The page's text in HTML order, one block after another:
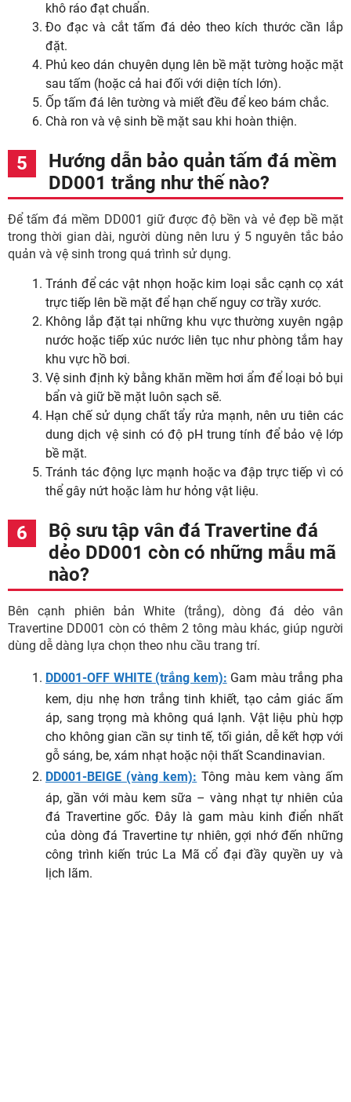
khô ráo đạt chuẩn.
Đo đạc và cắt tấm đá dẻo theo kích thước cần lắp
đặt.
Phủ keo dán chuyên dụng lên bề mặt tường hoặc mặt
sau tấm (hoặc cả hai đối với diện tích lớn).
Ốp tấm đá lên tường và miết đều để keo bám chắc.
Chà ron và vệ sinh bề mặt sau khi hoàn thiện.
Hướng dẫn bảo quản tấm đá mềm
DD001 trắng như thế nào?
Để tấm đá mềm DD001 giữ được độ bền và vẻ đẹp bề mặt
trong thời gian dài, người dùng nên lưu ý 5 nguyên tắc bảo
quản và vệ sinh trong quá trình sử dụng.
Tránh để các vật nhọn hoặc kim loại sắc cạnh cọ xát
trực tiếp lên bề mặt để hạn chế nguy cơ trầy xước.
Không lắp đặt tại những khu vực thường xuyên ngập
nước hoặc tiếp xúc nước liên tục như phòng tắm hay
khu vực hồ bơi.
Vệ sinh định kỳ bằng khăn mềm hơi ẩm để loại bỏ bụi
bẩn và giữ bề mặt luôn sạch sẽ.
Hạn chế sử dụng chất tẩy rửa mạnh, nên ưu tiên các
dung dịch vệ sinh có độ pH trung tính để bảo vệ lớp
bề mặt.
Tránh tác động lực mạnh hoặc va đập trực tiếp vì có
thể gây nứt hoặc làm hư hỏng vật liệu.
Bộ sưu tập vân đá Travertine đá
dẻo DD001 còn có những mẫu mã
nào?
Bên cạnh phiên bản White (trắng), dòng đá dẻo vân
Travertine DD001 còn có thêm 2 tông màu khác, giúp người
dùng dễ dàng lựa chọn theo nhu cầu trang trí.
DD001-OFF WHITE (trắng kem): Gam màu trắng pha
kem, dịu nhẹ hơn trắng tinh khiết, tạo cảm giác ấm
áp, sang trọng mà không quá lạnh. Vật liệu phù hợp
cho không gian cần sự tinh tế, tối giản, dễ kết hợp với
gỗ sáng, be, xám nhạt hoặc nội thất Scandinavian.
DD001-BEIGE (vàng kem): Tông màu kem vàng ấm
áp, gần với màu kem sữa – vàng nhạt tự nhiên của
đá Travertine gốc. Đây là gam màu kinh điển nhất
của dòng đá Travertine tự nhiên, gợi nhớ đến những
công trình kiến trúc La Mã cổ đại đầy quyền uy và
lịch lãm.